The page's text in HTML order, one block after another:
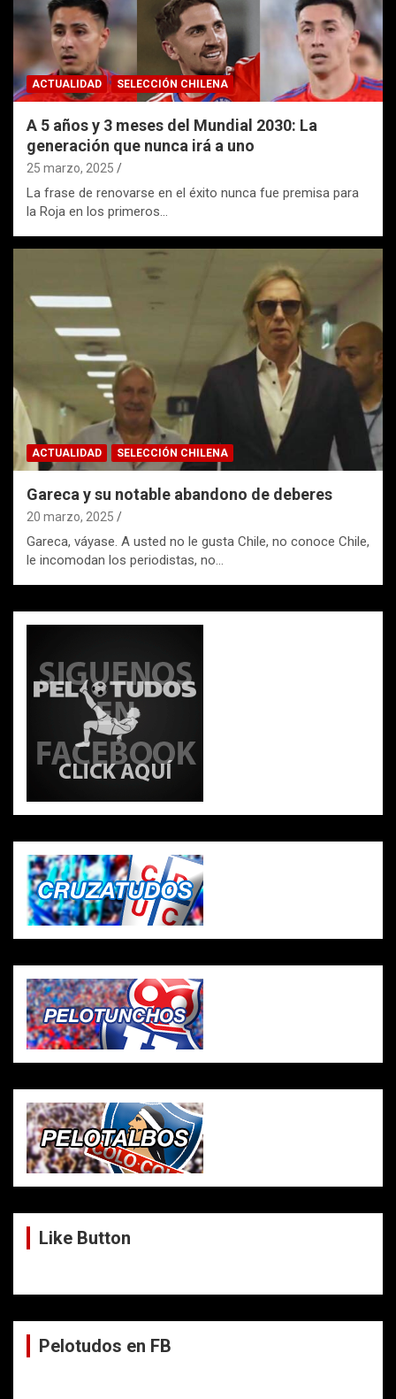
ACTUALIDAD SELECCIÓN CHILENA
A 5 años y 3 meses del Mundial 2030: La
generación que nunca irá a uno
25 marzo, 2025
La frase de renovarse en el éxito nunca fue premisa para
la Roja en los primeros…
ACTUALIDAD SELECCIÓN CHILENA
Gareca y su notable abandono de deberes
20 marzo, 2025
Gareca, váyase. A usted no le gusta Chile, no conoce Chile,
le incomodan los periodistas, no…
Like Button
Pelotudos en FB